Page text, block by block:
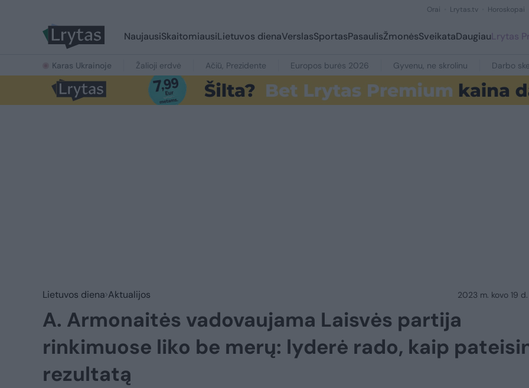
Orai Lrytas.tv Horoskopai
NaujausiSkaitomiausiLietuvos dienaVerslasSportasPasaulisŽmonėsSveikataDaugiauLrytas
Karas Ukrainoje Žalioji erdvė Ačiū, Prezidente Europos burės 2026 Gyvenu, ne skrolinu Darbo
Lietuvos diena Aktualijos 2023 m. kovo 19
A. Armonaitės vadovaujama Laisvės partija
rinkimuose liko be merų: lyderė rado, kaip
rezultatą